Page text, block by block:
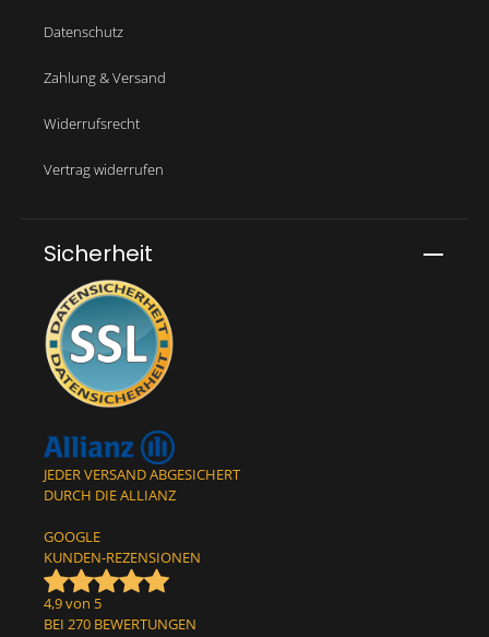
Sicherheit
JEDER VERSAND ABGESICHERT
DURCH DIE ALLIANZ
GOOGLE
KUNDEN-REZENSIONEN
4,9 von 5
BEI 270 BEWERTUNGEN
Datenschutz
Zahlung & Versand
Widerrufsrecht
Vertrag widerrufen